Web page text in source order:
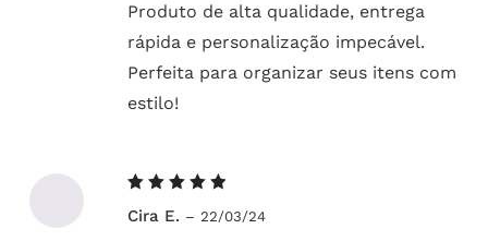
Produto de alta qualidade, entrega
rápida e personalização impecável.
Perfeita para organizar seus itens com
estilo!
5de 5
Cira E. – 22/03/24